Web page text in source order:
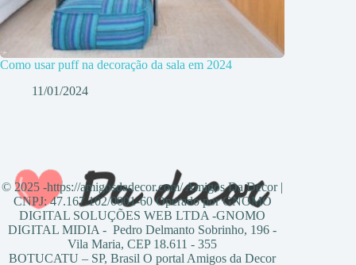
Como usar puff na decoração da sala em 2024
11/01/2024
© 2025 -https://amigosdadecor.com/ Amigos Da Decor |
CNPJ: 47.167.102/0001-60 Operado por GNOMO
DIGITAL SOLUÇÕES WEB LTDA -GNOMO
DIGITAL MIDIA - Pedro Delmanto Sobrinho, 196 -
Vila Maria, CEP 18.611 - 355
BOTUCATU – SP, Brasil O portal Amigos da Decor